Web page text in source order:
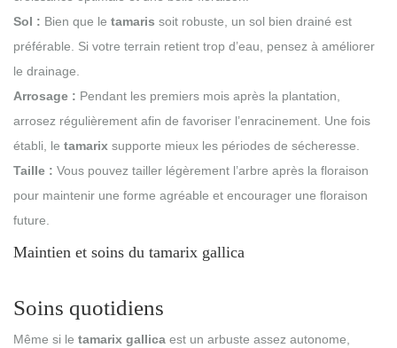
Sol : Bien que le tamaris soit robuste, un sol bien drainé est
préférable. Si votre terrain retient trop d’eau, pensez à améliorer
le drainage.
Arrosage : Pendant les premiers mois après la plantation,
arrosez régulièrement afin de favoriser l’enracinement. Une fois
établi, le tamarix supporte mieux les périodes de sécheresse.
Taille : Vous pouvez tailler légèrement l’arbre après la floraison
pour maintenir une forme agréable et encourager une floraison
future.
Maintien et soins du tamarix gallica
Soins quotidiens
Même si le tamarix gallica est un arbuste assez autonome,